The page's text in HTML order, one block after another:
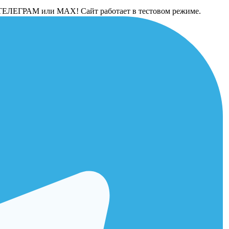
ТЕЛЕГРАМ или МАХ! Сайт работает в тестовом режиме.